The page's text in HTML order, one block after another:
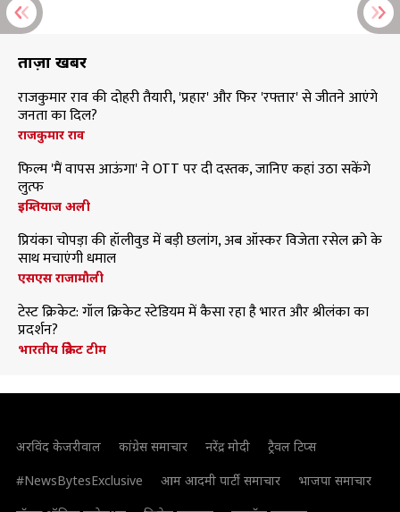
ताज़ा खबरें
राजकुमार राव की दोहरी तैयारी, 'प्रहार' और फिर 'रफ्तार' से जीतने आएंगे
जनता का दिल?
राजकुमार राव
फिल्म 'मैं वापस आऊंगा' ने OTT पर दी दस्तक, जानिए कहां उठा सकेंगे
लुत्फ
इम्तियाज अली
प्रियंका चोपड़ा की हॉलीवुड में बड़ी छलांग, अब ऑस्कर विजेता रसेल क्रो के
साथ मचाएंगी धमाल
एसएस राजामौली
टेस्ट क्रिकेट: गॉल क्रिकेट स्टेडियम में कैसा रहा है भारत और श्रीलंका का
प्रदर्शन?
भारतीय क्रिकेट टीम
अरविंद केजरीवाल कांग्रेस समाचार नरेंद्र मोदी
ट्रैवल टिप्स
#NewsBytesExclusive
आम आदमी पार्टी समाचार
भाजपा समाचार